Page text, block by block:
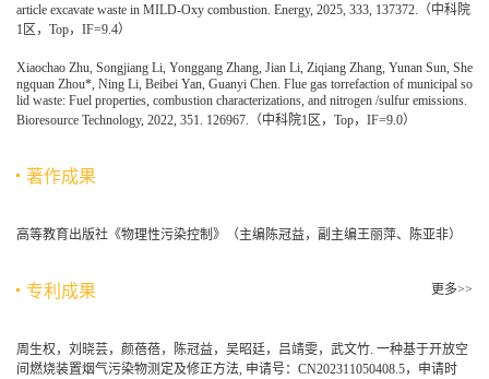
article excavate waste in MILD-Oxy combustion. Energy, 2025, 333, 137372.（中科院
1区，Top，IF=9.4）
Xiaochao Zhu, Songjiang Li, Yonggang Zhang, Jian Li, Ziqiang Zhang, Yunan Sun, She
ngquan Zhou*, Ning Li, Beibei Yan, Guanyi Chen. Flue gas torrefaction of municipal so
lid waste: Fuel properties, combustion characterizations, and nitrogen /sulfur emissions.
Bioresource Technology, 2022, 351. 126967.（中科院1区，Top，IF=9.0）
著作成果
高等教育出版社《物理性污染控制》（主编陈冠益，副主编王丽萍、陈亚非）
专利成果 更多>>
周生权，刘晓芸，颜蓓蓓，陈冠益，吴昭廷，吕靖雯，武文竹. 一种基于开放空
间燃烧装置烟气污染物测定及修正方法, 申请号：CN202311050408.5，申请时